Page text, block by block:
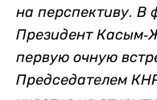
на перспективу. В
Президент Касым-
первую очную
Председателем